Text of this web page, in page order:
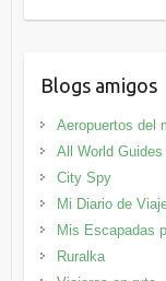
Blogs amigos
Aeropuertos del
All World Guides
City Spy
Mi Diario de
Mis Escapadas
Ruralka